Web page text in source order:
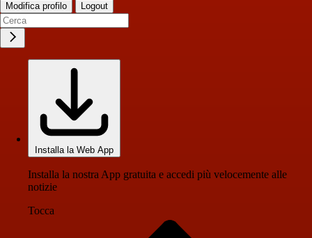
Modifica profilo Logout
Installa la Web App
Installa la nostra App gratuita e accedi più velocemente alle
notizie
Tocca